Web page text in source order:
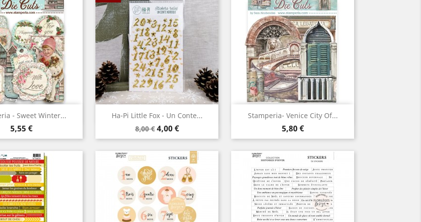
- Sweet Winter...
Prix
5,55 €
Aperçu rapide Ha-Pi Little Fox - Un Conte...
Prix
de
8,00 € Prix
4,00 €
Aperçu rapide Stamperia- Venice City Of...
Prix
5,80 €
Aperçu rapide